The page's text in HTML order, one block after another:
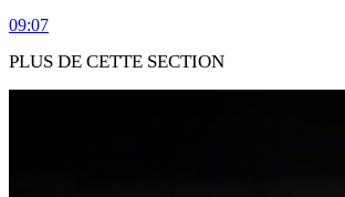
09:07
PLUS DE CETTE SECTION